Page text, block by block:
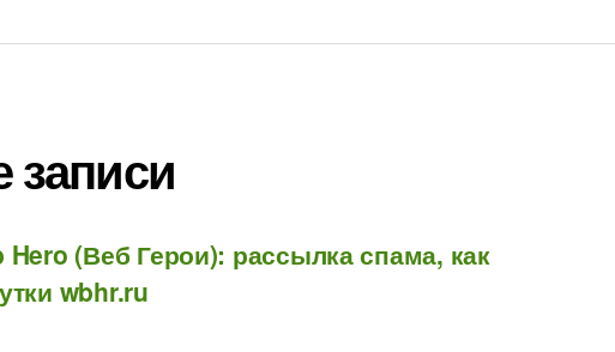
записи
Hero (Веб Герои): рассылка спама, как
wbhr.ru